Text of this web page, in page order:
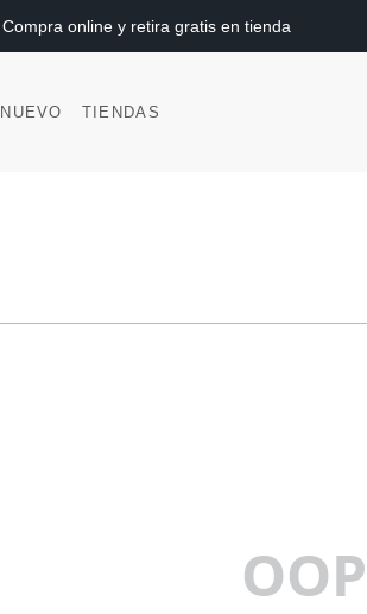
Compra online y retira gratis en tienda
NUEVO TIENDAS